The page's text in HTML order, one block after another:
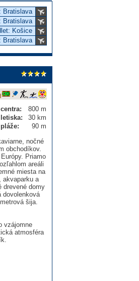
Bratislava
Bratislava
Košice
Bratislava
800 m
30 km
90 m
nočné
obchodíkov.
Priamo
areáli
miesta na
akvaparku a
drevené domy
dovolenková
šija.
vzájomne
atmosféra